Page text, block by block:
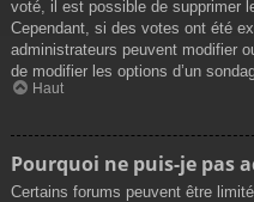
voté, il est possible de supprimer
Cependant, si des votes ont été
administrateurs peuvent modifier
de modifier les options d’un
Haut
Pourquoi ne puis-je pas
Certains forums peuvent être